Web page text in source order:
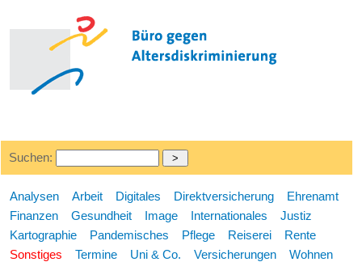
Suchen:
Analysen Arbeit Digitales Direktversicherung
Ehrenamt
Finanzen
Gesundheit Image Internationales
Justiz
Kartographie
Pandemisches Pflege Reiserei
Rente
Sonstiges
Termine Uni & Co. Versicherungen Wohnen